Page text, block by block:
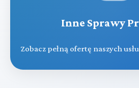
Inne Sprawy
Zobacz pełną ofertę naszych